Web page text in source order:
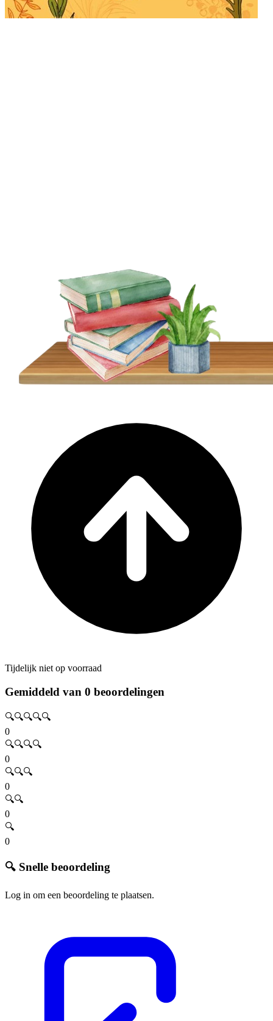
Tijdelijk niet op voorraad
Gemiddeld van 0 beoordelingen
🔍🔍🔍🔍🔍
0
🔍🔍🔍🔍
0
🔍🔍🔍
0
🔍🔍
0
🔍
0
🔍 Snelle beoordeling
Log in om een beoordeling te plaatsen.